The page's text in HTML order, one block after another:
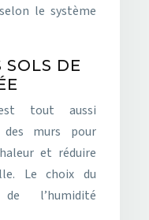
le système
DE
tout aussi
murs pour
et réduire
Le choix du
l’humidité